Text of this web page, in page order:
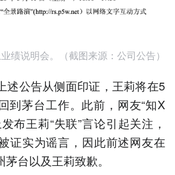
绩说明会。（截图来源：公司公告）
述公告从侧面印证，王莉将在5
到茅台工作。此前，网友“知X
布王莉“失联”言论引起关注，
证实为谣言，因此前述网友在
台以及王莉致歉。